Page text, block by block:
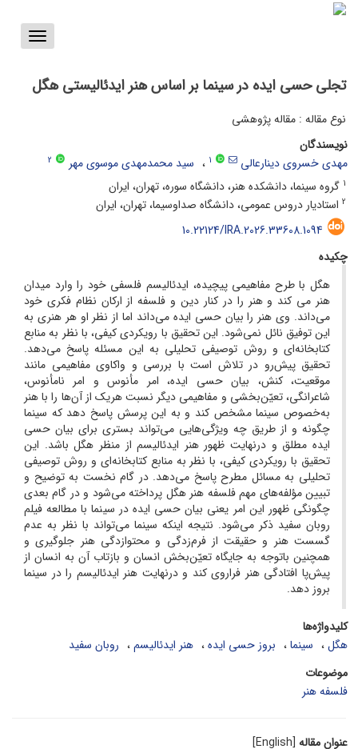
Toggle
تجلی حسی ایده در سینما بر اساس هنر ایدئالیستی هگل
نوع مقاله : مقاله پژوهشی
نویسندگان
مهدی خسروی دینارعالی
1 سید محمد‌‌‌مهدی موسوی مهر
2
1 گروه سینما، دانشکده هنر، دانشگاه سوره، تهران، ایران
2 استادیار دروس عمومی، دانشگاه صداوسیما، تهران، ایران
10.22124/IRA.2026.33608.1094
چکیده
هگل با طرح مفاهیمی پیچیده، ایدئالیسم فلسفی خود را وارد میدان
هنر می کند و هنر را در کنار دین و فلسفه از ارکان نظام فکری خود
می‌داند. وی هنر را بیان حسی ایده می‌داند اما از نظر او هر هنری به
این توفیق نائل نمی‌شود. این تحقیق با رویکردی کیفی، با نظر به منابع
کتابخانه‌ای و روش توصیفی تحلیلی به این مسئله پاسخ می‌دهد.
تحقیق پیش‌رو در تلاش است با بررسی و واکاوی مفاهیمی مانند
موقعیت، کنش، بیان حسی ایده، امر مأنوس و امر نامأنوس،
شاعرانگی، تعیّن‌بخشی و مفاهیمی دیگر نسبت هریک از آن‌ها را با هنر
به‌خصوص سینما مشخص کند و به این پرسش پاسخ دهد که سینما
چگونه و از طریق چه ویژگی‌هایی می‌تواند بستری برای بیان حسی
ایده مطلق و درنهایت ظهور هنر اید‌ئالیسم از منظر هگل باشد. این
تحقیق با رویکردی کیفی، با نظر به منابع کتابخانه‌ای و روش توصیفی
تحلیلی به مسائل مطرح پاسخ می‌دهد. در گام نخست به توضیح و
تبیین مؤلفه‌های مهم فلسفه هنر هگل پرداخته می‌شود و در گام بعدی
چگونگی ظهور این امر یعنی بیان حسی ایده در سینما با مطالعه فیلم
روبان سفید ذکر می‌شود. نتیجه اینکه سینما می‌تواند با نظر به عدم
گسست هنر و حقیقت از فرم‌زدگی و محتوا‌زدگی هنر جلوگیری و
همچنین باتوجه به جایگاه تعیّن‌بخش انسان و بازتاب آن به انسان از
پیش‌پا افتادگی هنر فراروی کند و درنهایت هنر ایدئالیسم را در سینما
بروز دهد.
کلیدواژه‌ها
هگل
سینما بروز حسی ایده هنر ایدئالیسم
روبان سفید
موضوعات
فلسفه هنر
عنوان مقاله [English]